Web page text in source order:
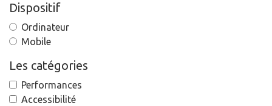
Dispositif
Ordinateur
Mobile
Les catégories
Performances
Accessibilité